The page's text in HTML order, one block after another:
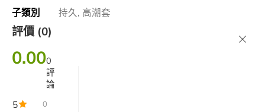
子類別
持久, 高潮套
評價 (0)
0.000
評
論
5 0